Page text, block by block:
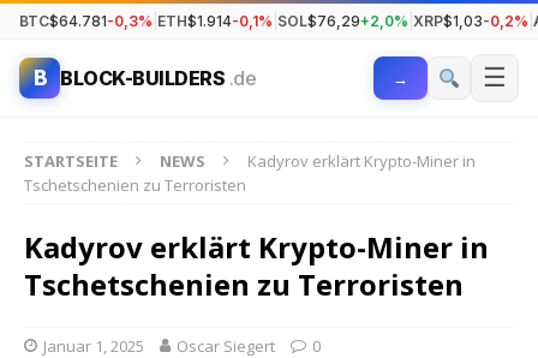
BTC$64.781-0,3% ETH$1.914-0,1% SOL$76,29+2,0% XRP$1,03-0,2%
B BLOCK-BUILDERS .de → ☰
STARTSEITE NEWS
Kadyrov erklärt Krypto-Miner in
Tschetschenien zu Terroristen
Kadyrov erklärt Krypto-Miner in
Tschetschenien zu Terroristen
Januar 1, 2025 Oscar Siegert 0